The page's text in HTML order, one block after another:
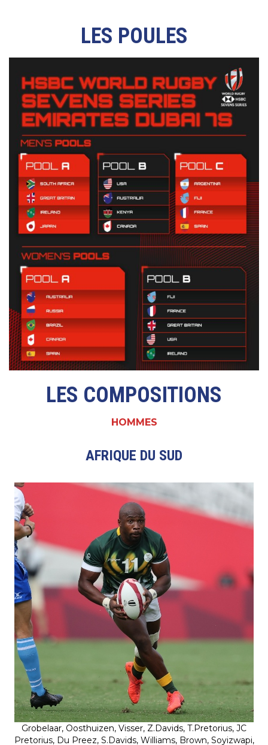
LES POULES
LES COMPOSITIONS
HOMMES
AFRIQUE DU SUD
Grobelaar, Oosthuizen, Visser, Z.Davids, T.Pretorius, JC
Pretorius, Du Preez, S.Davids, Williams, Brown, Soyizwapi,